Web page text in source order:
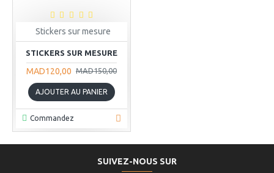
Stickers sur mesure
STICKERS SUR MESURE
MAD120,00 MAD150,00
AJOUTER AU PANIER
Commandez
SUIVEZ-NOUS SUR